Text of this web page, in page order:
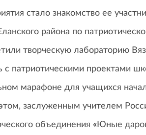
стало знакомство ее
района по
творческую лабораторию
с патриотическими проектами
марафоне для учащихся
заслуженным учителем
объединения « Юные